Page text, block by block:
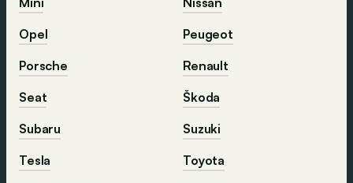
Opel
Peugeot
Porsche
Renault
Seat
Škoda
Subaru
Suzuki
Tesla
Toyota